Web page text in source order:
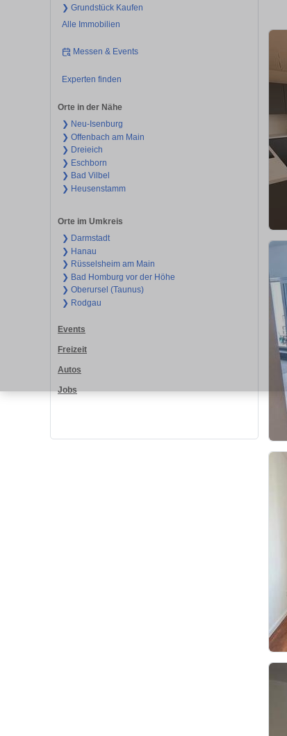
❯ Grundstück Kaufen
Alle Immobilien
Messen & Events
Experten finden
Orte in der Nähe
❯ Neu-Isenburg
❯ Offenbach am Main
❯ Dreieich
❯ Eschborn
❯ Bad Vilbel
❯ Heusenstamm
Orte im Umkreis
❯ Darmstadt
❯ Hanau
❯ Rüsselsheim am Main
❯ Bad Homburg vor der Höhe
❯ Oberursel (Taunus)
❯ Rodgau
Events
Freizeit
Autos
Jobs